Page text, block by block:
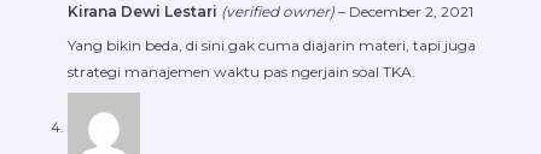
Kirana Dewi Lestari (verified owner) – December 2, 2021
Yang bikin beda, di sini gak cuma diajarin materi, tapi juga
strategi manajemen waktu pas ngerjain soal TKA.